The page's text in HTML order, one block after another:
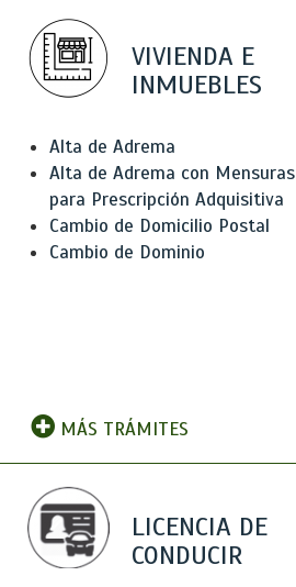
VIVIENDA E
INMUEBLES
Alta de Adrema
Alta de Adrema con Mensuras
para Prescripción Adquisitiva
Cambio de Domicilio Postal
Cambio de Dominio
MÁS TRÁMITES
LICENCIA DE
CONDUCIR